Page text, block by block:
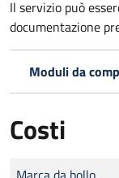
Il servizio può
documentazione
Moduli da
Costi
Tipo di pagamento
Importo